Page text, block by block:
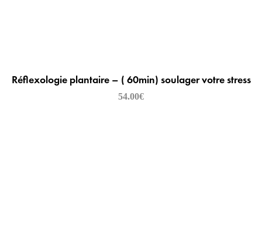
Réflexologie plantaire – ( 60min) soulager votre stress
54.00€